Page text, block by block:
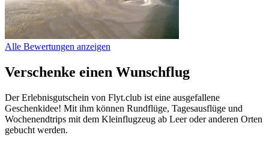
Alle Bewertungen anzeigen
Verschenke einen Wunschflug
Der Erlebnisgutschein von Flyt.club ist eine ausgefallene
Geschenkidee! Mit ihm können Rundflüge, Tagesausflüge und
Wochenendtrips mit dem Kleinflugzeug ab Leer oder anderen Orten
gebucht werden.